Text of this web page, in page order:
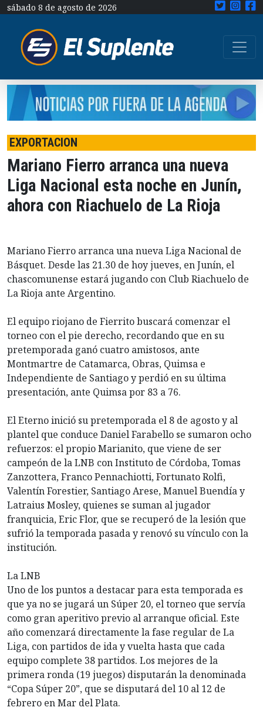
sábado 8 de agosto de 2026
EXPORTACION
Mariano Fierro arranca una nueva
Liga Nacional esta noche en Junín,
ahora con Riachuelo de La Rioja
Mariano Fierro arranca una nueva Liga Nacional de
Básquet. Desde las 21.30 de hoy jueves, en Junín, el
chascomunense estará jugando con Club Riachuelo de
La Rioja ante Argentino.
El equipo riojano de Fierrito buscará comenzar el
torneo con el pie derecho, recordando que en su
pretemporada ganó cuatro amistosos, ante
Montmartre de Catamarca, Obras, Quimsa e
Independiente de Santiago y perdió en su última
presentación, ante Quimsa por 83 a 76.
El Eterno inició su pretemporada el 8 de agosto y al
plantel que conduce Daniel Farabello se sumaron ocho
refuerzos: el propio Marianito, que viene de ser
campeón de la LNB con Instituto de Córdoba, Tomas
Zanzottera, Franco Pennachiotti, Fortunato Rolfi,
Valentín Forestier, Santiago Arese, Manuel Buendía y
Latraius Mosley, quienes se suman al jugador
franquicia, Eric Flor, que se recuperó de la lesión que
sufrió la temporada pasada y renovó su vínculo con la
institución.
La LNB
Uno de los puntos a destacar para esta temporada es
que ya no se jugará un Súper 20, el torneo que servía
como gran aperitivo previo al arranque oficial. Este
año comenzará directamente la fase regular de La
Liga, con partidos de ida y vuelta hasta que cada
equipo complete 38 partidos. Los mejores de la
primera ronda (19 juegos) disputarán la denominada
“Copa Súper 20”, que se disputará del 10 al 12 de
febrero en Mar del Plata.